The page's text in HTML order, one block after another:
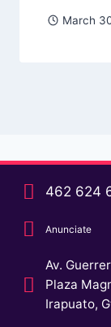
March
462 624
Anunciate
Av.
Plaza
Irapuato,